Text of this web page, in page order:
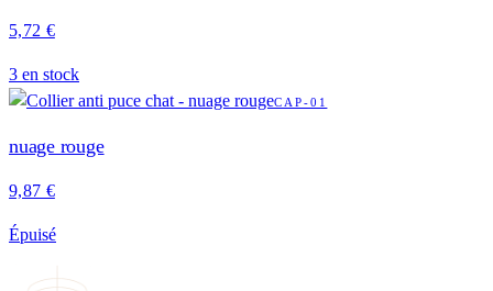
5,72 €
3 en stock
CAP-01
nuage rouge
9,87 €
Épuisé